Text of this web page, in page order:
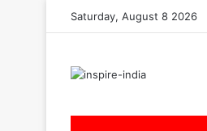
Saturday, August 8 2026